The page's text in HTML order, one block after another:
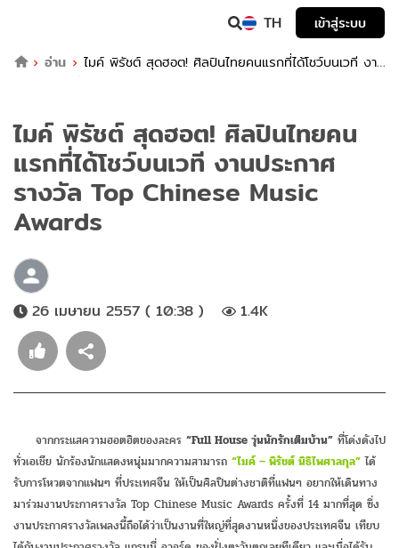
TH
เข้าสู่ระบบ
อ่าน
ไมค์ พิรัชต์ สุดฮอต! ศิลปินไทยคนแรกที่ได้โชว์บนเวที งาน
ประกาศรางวัล Top Chinese Music Awards
ไมค์ พิรัชต์ สุดฮอต! ศิลปินไทยคน
แรกที่ได้โชว์บนเวที งานประกาศ
รางวัล Top Chinese Music
Awards
26 เมษายน 2557 ( 10:38 ) 1.4K
จากกระแสความฮอตฮิตของละคร “Full House วุ่นนักรักเต็มบ้าน” ที่โด่งดังไป
ทั่วเอเชีย นักร้องนักแสดงหนุ่มมากความสามารถ “ไมค์ – พิรัชต์ นิธิไพศาลกุล” ได้
รับการโหวตจากแฟนๆ ที่ประเทศจีน ให้เป็นศิลปินต่างชาติที่แฟนๆ อยากให้เดินทาง
มาร่วมงานประกาศรางวัล Top Chinese Music Awards ครั้งที่ 14 มากที่สุด ซึ่ง
งานประกาศรางวัลเพลงนี้ถือได้ว่าเป็นงานที่ใหญ่ที่สุดงานหนึ่งของประเทศจีน เทียบ